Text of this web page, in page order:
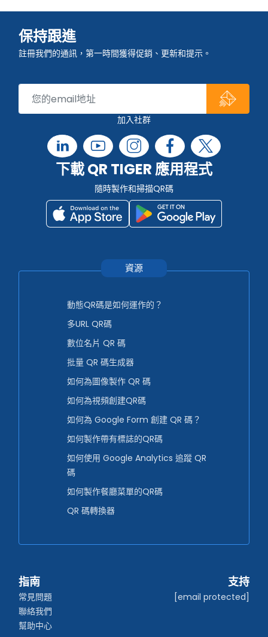
保持跟進
註冊我們的通訊，第一時間獲得促銷、更新和提示。
加入社群
下載 QR TIGER 應用程式
隨時製作和掃描QR碼
資源
動態QR碼是如何運作的？
多URL QR碼
數位名片 QR 碼
批量 QR 碼生成器
如何為圖像製作 QR 碼
如何為視頻創建QR碼
如何為 Google Form 創建 QR 碼？
如何製作帶有標誌的QR碼
如何使用 Google Analytics 追蹤 QR
碼
如何製作餐廳菜單的QR碼
QR 碼轉換器
指南
常見問題
聯絡我們
幫助中心
支持
[email protected]